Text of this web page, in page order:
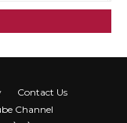
Contact Us
Channel